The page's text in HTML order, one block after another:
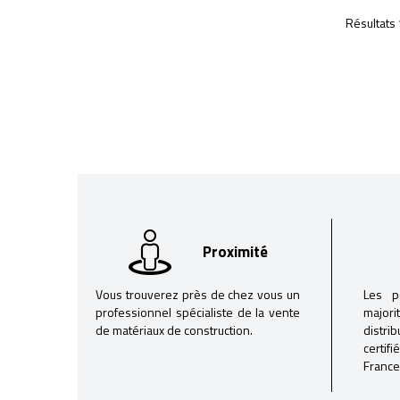
Résultats
Proximité
Vous trouverez près de chez vous un
professionnel spécialiste de la vente
de matériaux de construction.
Les